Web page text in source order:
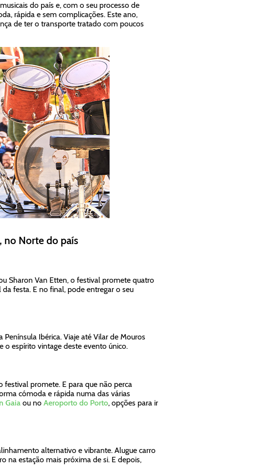
do país e, com o seu processo de
rápida e sem complicações. Este ano,
de ter o transporte tratado com poucos
no Norte do país
Sharon Van Etten, o festival promete quatro
festa. E no final, pode entregar o seu
Ibérica. Viaje até Vilar de Mouros
o espírito vintage deste evento único.
festival promete. E para que não perca
cómoda e rápida numa das várias
Gaiaou no Aeroporto do Porto, opções para ir
alternativo e vibrante. Alugue carro
na estação mais próxima de si. E depois,